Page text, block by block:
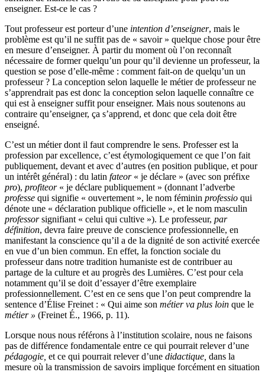
enseigner. Est-ce le cas ?
Tout professeur est porteur d’une intention d’enseigner, mais le
problème est qu’il ne suffit pas de « savoir » quelque chose pour être
en mesure d’enseigner. À partir du moment où l’on reconnaît
nécessaire de former quelqu’un pour qu’il devienne un professeur, la
question se pose d’elle-même : comment fait-on de quelqu’un un
professeur ? La conception selon laquelle le métier de professeur ne
s’apprendrait pas est donc la conception selon laquelle connaître ce
qui est à enseigner suffit pour enseigner. Mais nous soutenons au
contraire qu’enseigner, ça s’apprend, et donc que cela doit être
enseigné.
C’est un métier dont il faut comprendre le sens. Professer est la
profession par excellence, c’est étymologiquement ce que l’on fait
publiquement, devant et avec d’autres (en position publique, et pour
un intérêt général) : du latin fateor« je déclare » (avec son préfixe
pro), profiteor« je déclare publiquement » (donnant l’adverbe
professe qui signifie « ouvertement », le nom féminin professio qui
dénote une « déclaration publique officielle », et le nom masculin
professorsignifiant « celui qui cultive »). Le professeur, par
définition, devra faire preuve de conscience professionnelle, en
manifestant la conscience qu’il a de la dignité de son activité exercée
en vue d’un bien commun. En effet, la fonction sociale du
professeur dans notre tradition humaniste est de contribuer au
partage de la culture et au progrès des Lumières. C’est pour cela
notamment qu’il se doit d’essayer d’être exemplaire
professionnellement. C’est en ce sens que l’on peut comprendre la
sentence d’Élise Freinet : « Qui aime son métier va plus loin que le
métier » (Freinet É., 1966, p. 11).
Lorsque nous nous référons à l’institution scolaire, nous ne faisons
pas de différence fondamentale entre ce qui pourrait relever d’une
pédagogie, et ce qui pourrait relever d’une didactique, dans la
mesure où la transmission de savoirs implique forcément en situation